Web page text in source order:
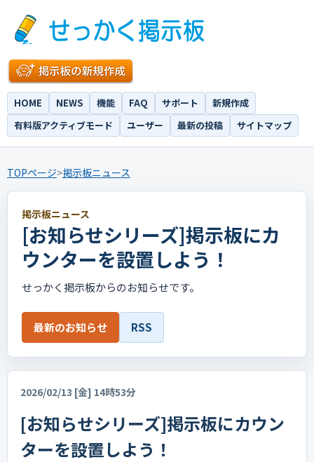
HOME NEWS 機能 FAQ サポート
新規作成
有料版アクティブモード
ユーザー 最新の投稿 サイトマップ
TOPページ>掲示板ニュース
掲示板ニュース
[お知らせシリーズ]掲示板にカ
ウンターを設置しよう！
せっかく掲示板からのお知らせです。
最新のお知らせ RSS
2026/02/13 [金] 14時53分
[お知らせシリーズ]掲示板にカウン
ターを設置しよう！